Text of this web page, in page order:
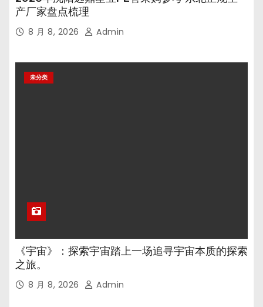
产厂家盘点梳理
8 月 8, 2026 Admin
未分类
《宇宙》：探索宇宙踏上一场追寻宇宙本质的探索
之旅。
8 月 8, 2026 Admin